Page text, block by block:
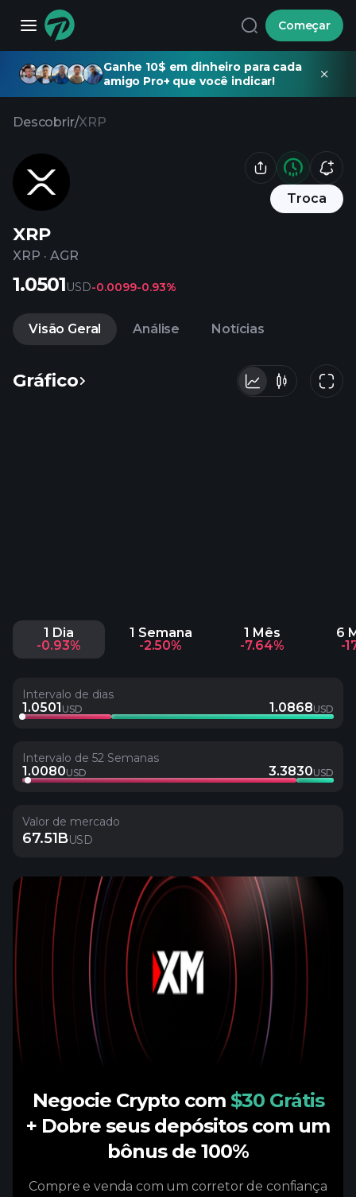
Começar
Ganhe 10$ em dinheiro para cada
amigo Pro+ que você indicar!
Descobrir/XRP
Troca
XRP
XRP · AGR
1.0501USD-0.0099-0.93%
Visão Geral Análise Notícias
Gráfico
1 Dia
-0.93%
1 Semana
-2.50%
1 Mês
-7.64%
6
-
Intervalo de dias
1.0501 USD 1.0868USD
Intervalo de 52 Semanas
1.0080USD 3.3830USD
Valor de mercado
67.51BUSD
Negocie Crypto com $30 Grátis
+ Dobre seus depósitos com um
bônus de 100%
Compre e venda com um corretor de confiança